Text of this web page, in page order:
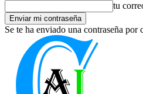
tu
Se te ha enviado una contraseña por